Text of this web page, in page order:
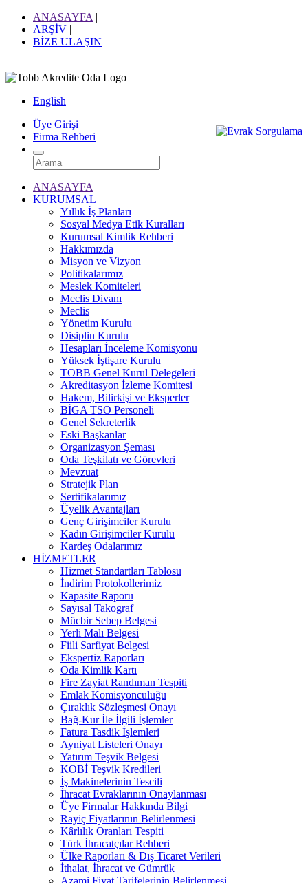
ANASAYFA |
ARŞİV |
BİZE ULAŞIN
English
Üye Girişi
Firma Rehberi
ANASAYFA
KURUMSAL
Yıllık İş Planları
Sosyal Medya Etik Kuralları
Kurumsal Kimlik Rehberi
Hakkımızda
Misyon ve Vizyon
Politikalarımız
Meslek Komiteleri
Meclis Divanı
Meclis
Yönetim Kurulu
Disiplin Kurulu
Hesapları İnceleme Komisyonu
Yüksek İştişare Kurulu
TOBB Genel Kurul Delegeleri
Akreditasyon İzleme Komitesi
Hakem, Bilirkişi ve Eksperler
BİGA TSO Personeli
Genel Sekreterlik
Eski Başkanlar
Organizasyon Şeması
Oda Teşkilatı ve Görevleri
Mevzuat
Stratejik Plan
Sertifikalarımız
Üyelik Avantajları
Genç Girişimciler Kurulu
Kadın Girişimciler Kurulu
Kardeş Odalarımız
HİZMETLER
Hizmet Standartları Tablosu
İndirim Protokollerimiz
Kapasite Raporu
Sayısal Takograf
Mücbir Sebep Belgesi
Yerli Malı Belgesi
Fiili Sarfiyat Belgesi
Ekspertiz Raporları
Oda Kimlik Kartı
Fire Zayiat Randıman Tespiti
Emlak Komisyonculuğu
Çıraklık Sözleşmesi Onayı
Bağ-Kur İle İlgili İşlemler
Fatura Tasdik İşlemleri
Ayniyat Listeleri Onayı
Yatırım Teşvik Belgesi
KOBİ Teşvik Kredileri
İş Makinelerinin Tescili
İhracat Evraklarının Onaylanması
Üye Firmalar Hakkında Bilgi
Rayiç Fiyatlarının Belirlenmesi
Kârlılık Oranları Tespiti
Türk İhracatçılar Rehberi
Ülke Raporları & Dış Ticaret Verileri
İthalat, İhracat ve Gümrük
Azami Fiyat Tarifelerinin Belirlenmesi